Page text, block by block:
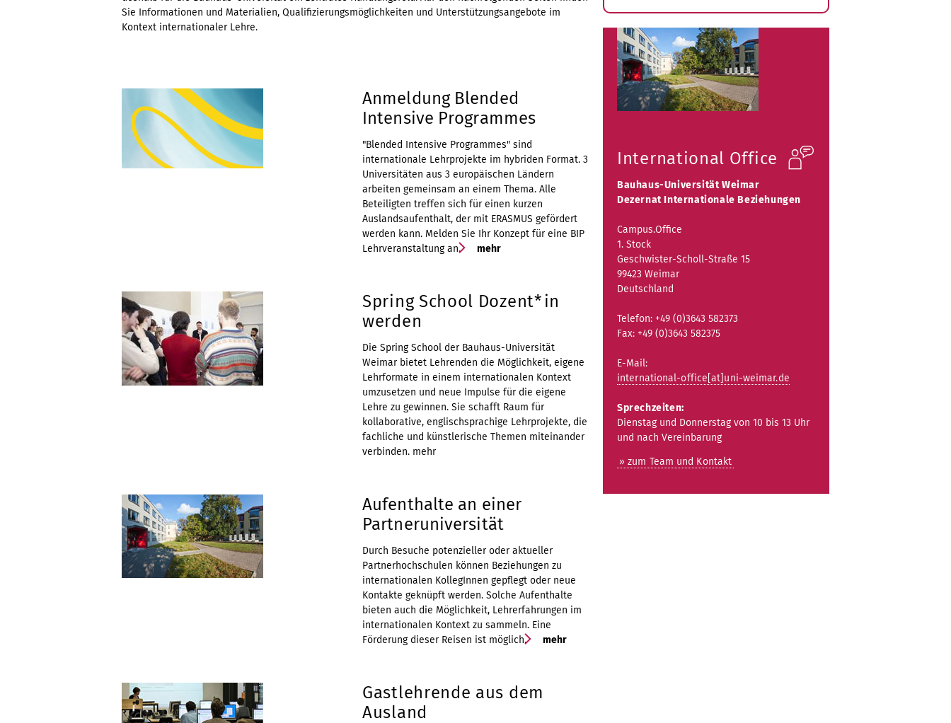
Sie Informationen und Materialien, Qualifizierungsmöglichkeiten und Unterstützungsangebote im
Kontext internationaler Lehre.
Anmeldung Blended
Intensive Programmes
"Blended Intensive Programmes" sind
internationale Lehrprojekte im hybriden Format. 3
Universitäten aus 3 europäischen Ländern
arbeiten gemeinsam an einem Thema. Alle
Beteiligten treffen sich für einen kurzen
Auslandsaufenthalt, der mit ERASMUS gefördert
werden kann. Melden Sie Ihr Konzept für eine BIP
Lehrveranstaltung an.
mehr
Spring School Dozent*in
werden
Die Spring School der Bauhaus-Universität
Weimar bietet Lehrenden die Möglichkeit, eigene
Lehrformate in einem internationalen Kontext
umzusetzen und neue Impulse für die eigene
Lehre zu gewinnen. Sie schafft Raum für
kollaborative, englischsprachige Lehrprojekte, die
fachliche und künstlerische Themen miteinander
verbinden. mehr
Aufenthalte an einer
Partneruniversität
Durch Besuche potenzieller oder aktueller
Partnerhochschulen können Beziehungen zu
internationalen KollegInnen gepflegt oder neue
Kontakte geknüpft werden. Solche Aufenthalte
bieten auch die Möglichkeit, Lehrerfahrungen im
internationalen Kontext zu sammeln. Eine
Förderung dieser Reisen ist möglich.
mehr
Gastlehrende aus dem
Ausland
öffnen
International Office
Bauhaus-Universität Weimar
Dezernat Internationale Beziehungen
Campus.Office
1. Stock
Geschwister-Scholl-Straße 15
99423 Weimar
Deutschland
Telefon: +49 (0)3643 582373
Fax: +49 (0)3643 582375
E-Mail:
international-office[at]uni-weimar.de
Sprechzeiten:
Dienstag und Donnerstag von 10 bis 13 Uhr
und nach Vereinbarung
» zum Team und Kontakt